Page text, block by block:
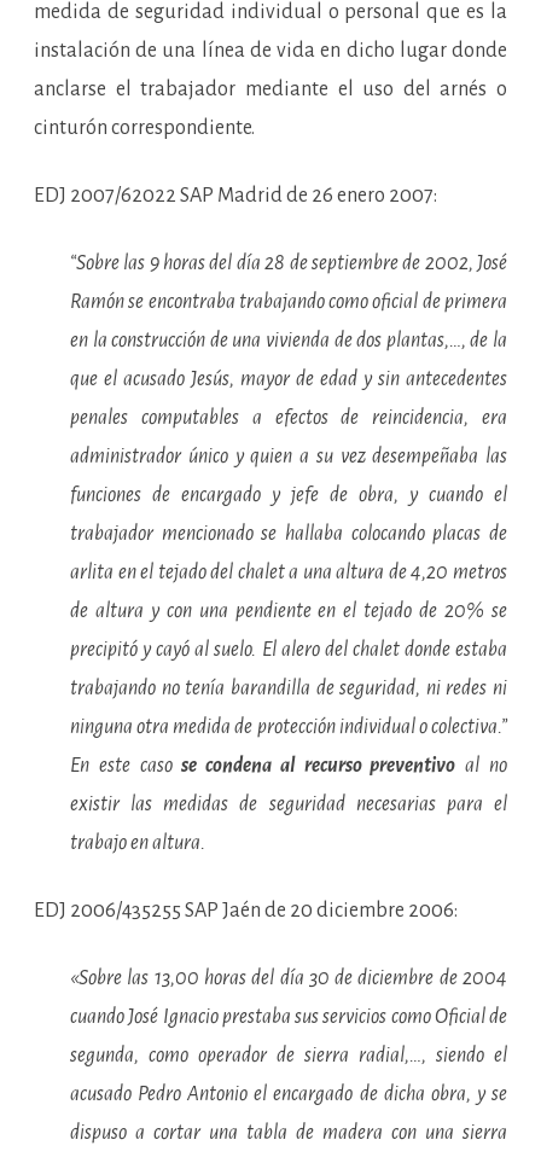
medida de seguridad individual o personal que es la
instalación de una línea de vida en dicho lugar donde
anclarse el trabajador mediante el uso del arnés o
cinturón correspondiente.
EDJ 2007/62022 SAP Madrid de 26 enero 2007:
“Sobre las 9 horas del día 28 de septiembre de 2002, José
Ramón se encontraba trabajando como oficial de primera
en la construcción de una vivienda de dos plantas,…, de la
que el acusado Jesús, mayor de edad y sin antecedentes
penales computables a efectos de reincidencia, era
administrador único y quien a su vez desempeñaba las
funciones de encargado y jefe de obra, y cuando el
trabajador mencionado se hallaba colocando placas de
arlita en el tejado del chalet a una altura de 4,20 metros
de altura y con una pendiente en el tejado de 20% se
precipitó y cayó al suelo. El alero del chalet donde estaba
trabajando no tenía barandilla de seguridad, ni redes ni
ninguna otra medida de protección individual o colectiva.”
En este casose condena al recurso preventivo al no
existir las medidas de seguridad necesarias para el
trabajo en altura.
EDJ 2006/435255 SAP Jaén de 20 diciembre 2006:
«Sobre las 13,00 horas del día 30 de diciembre de 2004
cuando José Ignacio prestaba sus servicios como Oficial de
segunda, como operador de sierra radial,…, siendo el
acusado Pedro Antonio el encargado de dicha obra, y se
dispuso a cortar una tabla de madera con una sierra